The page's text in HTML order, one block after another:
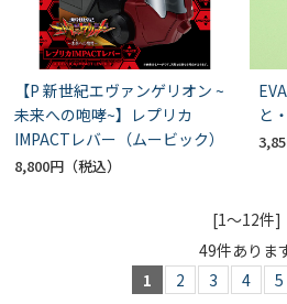
【P 新世紀エヴァンゲリオン ~
未来への咆哮~】レプリカ
IMPACTレバー（ムービック）
8,800円
と
[1～12件]
49件ありま
1
2 3 4 5